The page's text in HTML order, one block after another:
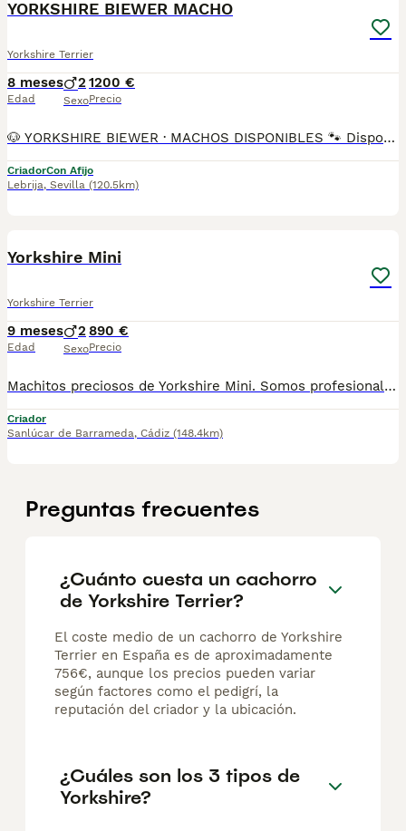
YORKSHIRE BIEWER MACHO
Yorkshire Terrier
8 meses
Edad
2
Sexo
1200 €
Precio
🐶 YORKSHIRE BIEWER · MACHOS DISPONIBLES 🐾 Disponibles preciosos machos Yorkshire Biewer 🐾 El Yorkshire Biewer es una raza pequeña y muy apreciada por su carácter alegre, cariñoso y sociable. Son perros muy apegados a su familia, inteligentes y fáciles de educar. Ideales como perros de compañía, se adaptan perfectamente a la vida en piso y destacan por su belleza y dulzura. Somos Mascotas del Sur, criadores responsables ubicados en Sevilla. 📸 Instagram: @mimascotasdelsur057 Para ver más fotos y vídeos reales de nuestros cachorros. 🚚 Realizamos envíos a toda España y Gibraltar • El precio del envío no está incluido en el precio del cachorro • Posibilidad de envío o recogida directa en nuestras instalaciones 📹 Disponemos de videollamada para conocer a los cachorros antes de la reserva. 💳 Posibilidad de reserva y pago contrareembolso 💰 El precio indicado en el anuncio es real. Nuestros cachorros se entregan criados en ambiente familiar, con cariño y socialización desde pequeños, revisados por veterinario y con: • Chip • Pasaporte y cartilla sanitaria • Vacunados y desparasitados • Contrato con garantías víricas y congénitas 📞 Teléfono: 611 72 32 26 🐶 Criados con dedicación y atención diaria. ⚠️ Solo atendemos a personas realmente interesadas en ofrecer un buen hogar. #yorkshirebiewer #biewer #biewerterrier #yorkshire #machos #cachorros #mascotasdelsur #criadoresresponsables #perrospequeños #perrosdefamilia #sevilla #andalucia #enviosatodaespaña #gibraltar #perroscongarantia #cachorrosenventa #amorcanino #perrosdecompañia
CriadorCon Afijo
Lebrija, Sevilla (120.5km)
Yorkshire Mini
Yorkshire Terrier
9 meses
Edad
2
Sexo
890 €
Precio
Machitos preciosos de Yorkshire Mini. Somos profesionales con años de experiencia. Entregamos a nuestros cachorritos con revisión Veterinaria, Factura de compra garantía vírica formulario de reconocimiento de raza pura junto con su cartilla de vacunación y desparasitacion al día de la entrega. Hacemos envíos a toda la península y Baleares. Disponemos de servicio propio de transporte. Posibilidad de pago contrareembolso. Para más información no dude en contactar con nosotros. TLF: 649297709. Solo atiendo wasap o tlf. Gracias
Criador
Sanlúcar de Barrameda, Cádiz (148.4km)
Preguntas frecuentes
¿Cuánto cuesta un cachorro
de Yorkshire Terrier?
El coste medio de un cachorro de Yorkshire
Terrier en España es de aproximadamente
756€, aunque los precios pueden variar
según factores como el pedigrí, la
reputación del criador y la ubicación.
¿Cuáles son los 3 tipos de
Yorkshire?